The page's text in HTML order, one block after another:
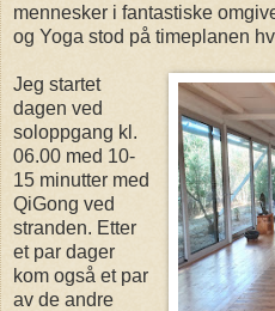
mennesker i fantastiske
og Yoga stod på timeplanen
Jeg startet
dagen ved
soloppgang kl.
06.00 med 10-
15 minutter med
QiGong ved
stranden. Etter
et par dager
kom også et par
av de andre